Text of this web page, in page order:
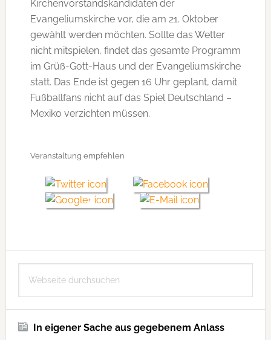
Kirchenvorstandskandidaten der
Evangeliumskirche vor, die am 21. Oktober
gewählt werden möchten. Sollte das Wetter
nicht mitspielen, findet das gesamte Programm
im Grüß-Gott-Haus und der Evangeliumskirche
statt. Das Ende ist gegen 16 Uhr geplant, damit
Fußballfans nicht auf das Spiel Deutschland –
Mexiko verzichten müssen.
Veranstaltung empfehlen
Seitenspalte
durchsuchen
In eigener Sache aus gegebenem Anlass